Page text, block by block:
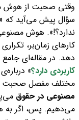
وقتی صحبت از هوش
سؤال پیش می‌آید که
ندارد؟!». هوش
کارهای زمان‌بر،
دهد. در مقاله‌ای جامع
کاربردی دارد؟»
مختلف مفصل صحبت
مصنوعی در حقوق
می‌دهیم. پس، اگر به